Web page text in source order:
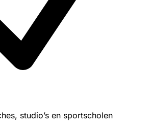
studio’s en sportscholen